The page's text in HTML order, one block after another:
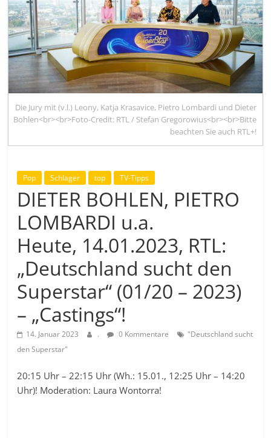
Die Jury mit (v.l.) Leony, Katja Krasavice, Pietro Lombardi und Dieter
Bohlen<br><br>Foto-Credit: RTL / Stefan Gregorowius<br><br>Bitte
beachten Sie auch RTL+!
Pop Schlager top TV-Tipps
DIETER BOHLEN, PIETRO
LOMBARDI u.a.
Heute, 14.01.2023, RTL:
„Deutschland sucht den
Superstar“ (01/20 – 2023)
– „Castings“!
14. Januar 2023 . 0 Kommentare
"Deutschland sucht
den Superstar"
20:15 Uhr – 22:15 Uhr (Wh.: 15.01., 12:25 Uhr – 14:20
Uhr)! Moderation: Laura Wontorra!